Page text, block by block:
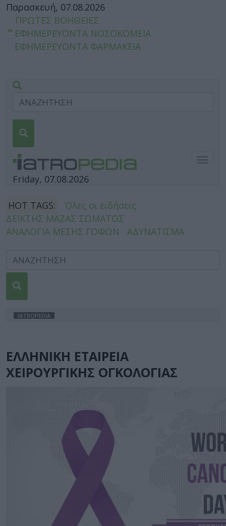
Παρασκευή, 07.08.2026
ΠΡΩΤΕΣ ΒΟΗΘΕΙΕΣ
ΕΦΗΜΕΡΕΥΟΝΤΑ ΝΟΣΟΚΟΜΕΙΑ
ΕΦΗΜΕΡΕΥΟΝΤΑ ΦΑΡΜΑΚΕΙΑ
Friday, 07.08.2026
HOT TAGS:
Όλες οι ειδήσεις
ΔΕΙΚΤΗΣ ΜΑΖΑΣ ΣΩΜΑΤΟΣ
ΑΝΑΛΟΓΙΑ ΜΕΣΗΣ ΓΟΦΩΝ
ΑΔΥΝΑΤΙΣΜΑ
IATROPEDIA
ΕΛΛΗΝΙΚΗ ΕΤΑΙΡΕΙΑ
ΧΕΙΡΟΥΡΓΙΚΗΣ ΟΓΚΟΛΟΓΙΑΣ